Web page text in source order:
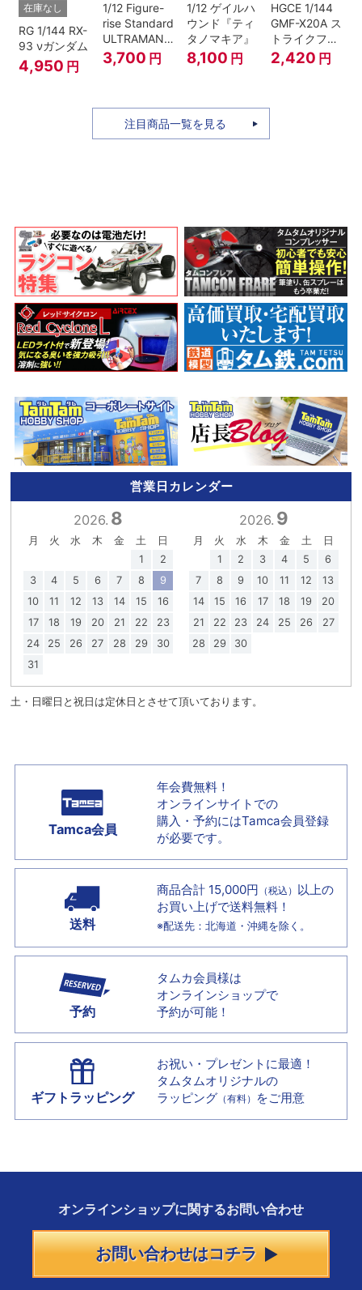
在庫なし
RG 1/144 RX-
93 νガンダム
4,950 円
1/12 Figure-
rise Standard
ULTRAMAN
SUIT ZERO
〈SC仕様〉
3,700 円
1/12 ゲイルハ
ウンド『ティ
タノマキア』
8,100 円
HGCE 1/144
GMF-X20A ス
トライクフリ
ーダムガンダ
ム
2,420 円
注目商品一覧を見る
営業日カレンダー
2026. 8
月 火 水 木 金 土
日
1
2
3
4 5 6 7 8
9
10
11 12 13 14 15
16
17
18 19 20 21 22
23
24
25 26 27 28 29
30
31
2026. 9
月 火 水 木 金 土
日
1
2 3 4 5
6
7
8 9 10 11 12
13
14
15 16 17 18 19
20
21
22 23 24 25 26
27
28
29 30
土・日曜日と祝日は定休日とさせて頂いております。
Tamca会員
年会費無料！
オンラインサイトでの
購入・予約にはTamca会員登録
が必要です。
送料
商品合計 15,000円 （税込） 以上の
お買い上げで送料無料！
※配送先：北海道・沖縄を除く。
予約
タムカ会員様は
オンラインショップで
予約が可能！
ギフトラッピング
お祝い・プレゼントに最適！
タムタムオリジナルの
ラッピング （有料） をご用意
オンラインショップに関するお問い合わせ
お問い合わせはコチラ